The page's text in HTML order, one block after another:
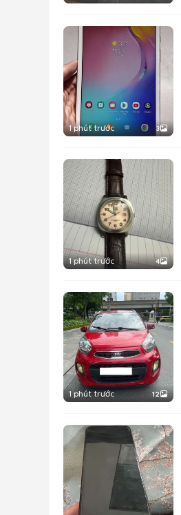
1 phút trước 3
1 phút trước 4
1 phút trước 12